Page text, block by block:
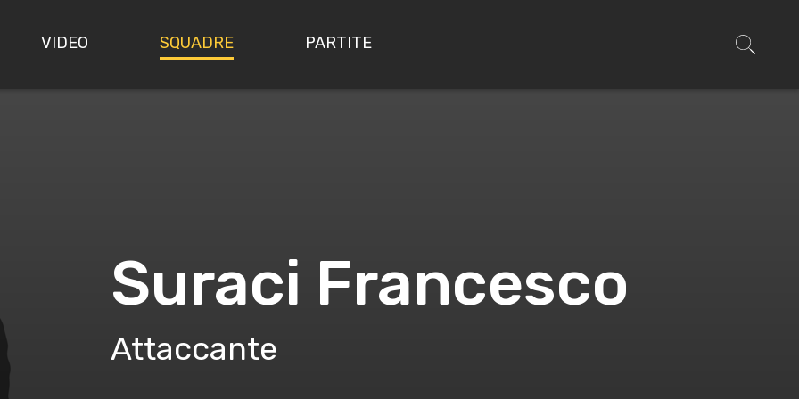
VIDEO SQUADRE PARTITE
Suraci Francesco
Attaccante